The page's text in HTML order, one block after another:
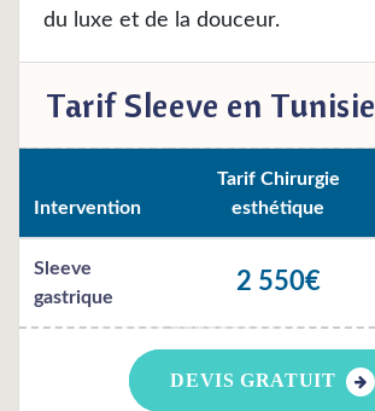
du luxe et de la douceur.
Tarif Sleeve en Tunisie
Intervention
Tarif Chirurgie
esthétique
Sleeve
gastrique
2 550€
DEVIS GRATUIT